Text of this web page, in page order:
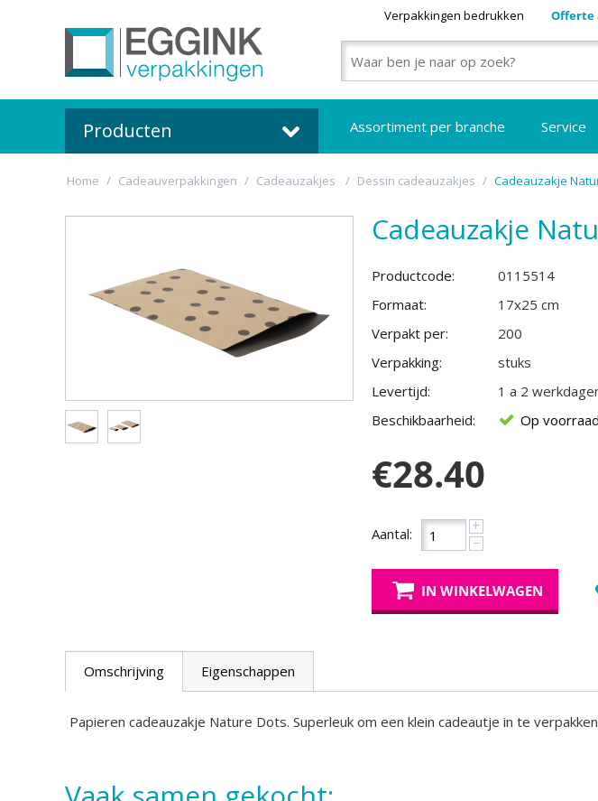
Verpakkingen bedrukken Offerte
Producten Assortiment per branche Service
Home / Cadeauverpakkingen / Cadeauzakjes / Dessin cadeauzakjes / Cadeauzakje
Cadeauzakje
Productcode:
0115514
Formaat:
17x25 cm
Verpakt per:
200
Verpakking:
stuks
Levertijd:
1 a 2
Beschikbaarheid:
Op
€28.40
Aantal:
+
−
IN WINKELWAGEN
Omschrijving Eigenschappen
Papieren cadeauzakje Nature Dots. Superleuk om een klein cadeautje in te